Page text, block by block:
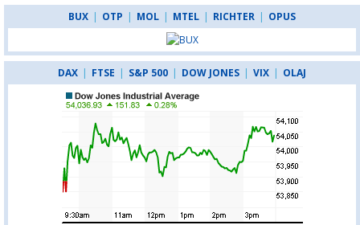
BUX | OTP | MOL | MTEL | RICHTER | OPUS
DAX | FTSE | S&P 500 | DOW JONES | VIX | OLAJ